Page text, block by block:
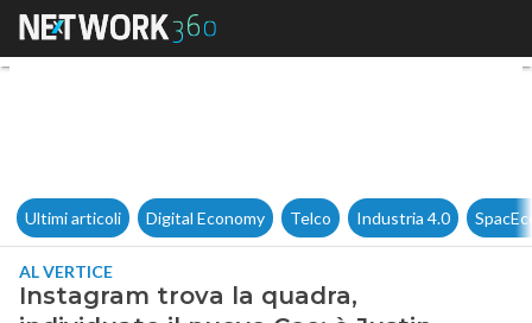
Instagram trova la quadra,
Ultimi articoli Digital Economy Telco Industria 4.0
AL VERTICE
Instagram trova la quadra,